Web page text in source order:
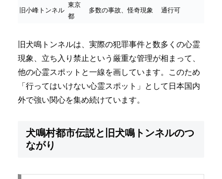
旧小峰トンネル
東京
都
多数の事故、怪奇現象 通行可
旧犬鳴トンネルは、実際の犯罪事件と数多くの心霊
現象、立ち入り禁止という厳重な管理が相まって、
他の心霊スポットと一線を画しています。このため
「行ってはいけない心霊スポット」として日本国内
外で強い関心を集め続けています。
犬鳴村都市伝説と旧犬鳴トンネルのつ
ながり